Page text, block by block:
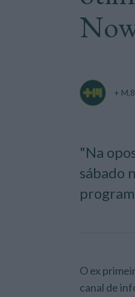
+ M,
"Na
sábado
O ex
canal de